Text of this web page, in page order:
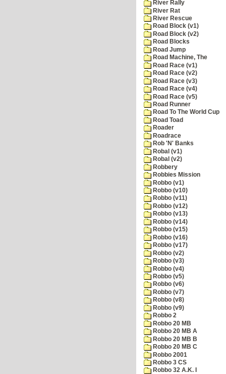
River Rally
River Rat
River Rescue
Road Block (v1)
Road Block (v2)
Road Blocks
Road Jump
Road Machine, The
Road Race (v1)
Road Race (v2)
Road Race (v3)
Road Race (v4)
Road Race (v5)
Road Runner
Road To The World Cup
Road Toad
Roader
Roadrace
Rob 'N' Banks
Robal (v1)
Robal (v2)
Robbery
Robbies Mission
Robbo (v1)
Robbo (v10)
Robbo (v11)
Robbo (v12)
Robbo (v13)
Robbo (v14)
Robbo (v15)
Robbo (v16)
Robbo (v17)
Robbo (v2)
Robbo (v3)
Robbo (v4)
Robbo (v5)
Robbo (v6)
Robbo (v7)
Robbo (v8)
Robbo (v9)
Robbo 2
Robbo 20 MB
Robbo 20 MB A
Robbo 20 MB B
Robbo 20 MB C
Robbo 2001
Robbo 3 CS
Robbo 32 A.K. I